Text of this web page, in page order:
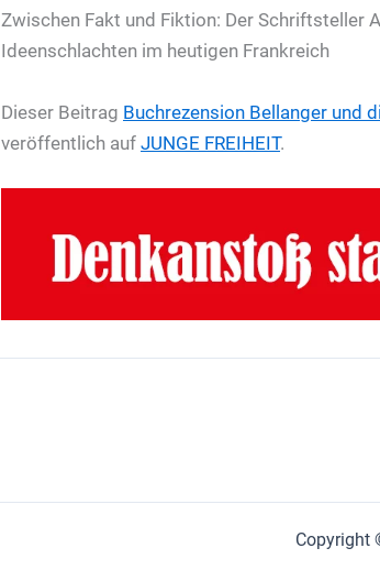
Zwischen Fakt und Fiktion: Der Schriftsteller
Ideenschlachten im heutigen Frankreich
Dieser Beitrag Buchrezension Bellanger und
veröffentlich auf JUNGE FREIHEIT.
Copyright